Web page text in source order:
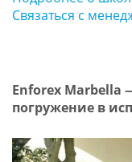
Связаться с
Enforex Marbella
погружение в